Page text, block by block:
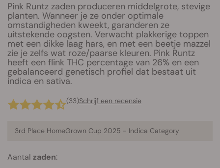
Pink Runtz zaden produceren middelgrote, stevige
planten. Wanneer je ze onder optimale
omstandigheden kweekt, garanderen ze
uitstekende oogsten. Verwacht plakkerige toppen
met een dikke laag hars, en met een beetje mazzel
zie je zelfs wat roze/paarse kleuren. Pink Runtz
heeft een flink THC percentage van 26% en een
gebalanceerd genetisch profiel dat bestaat uit
indica en sativa.
(33)Schrijf een recensie
3rd Place HomeGrown Cup 2025 - Indica Category
Aantal zaden: